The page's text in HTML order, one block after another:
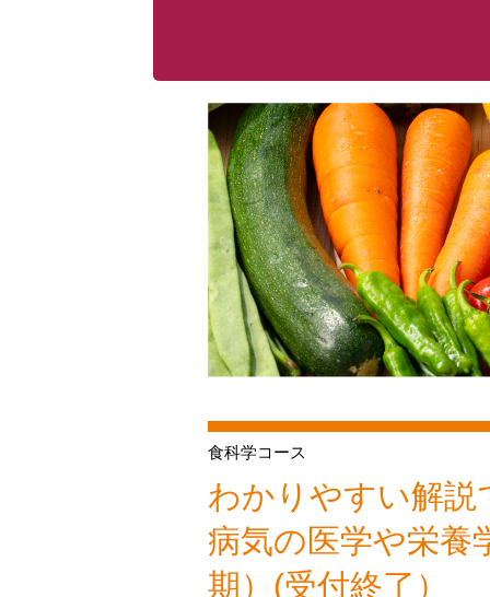
食科学コース
わかりやすい解説
病気の医学や栄養
期）(受付終了）